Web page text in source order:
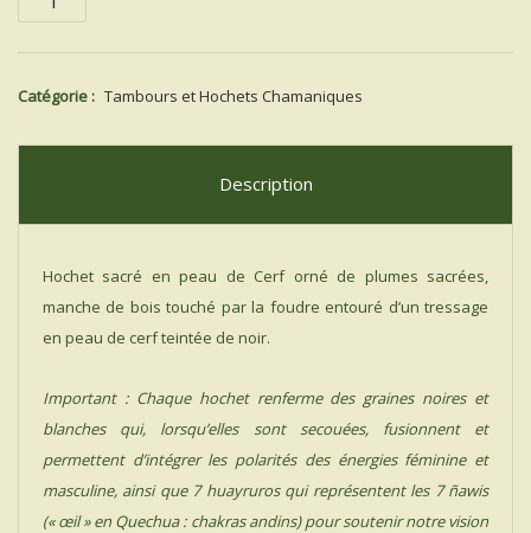
0 Article
HOCHET
CUERNO
»
Catégorie : Tambours et Hochets Chamaniques
Description
Hochet sacré en peau de Cerf orné de plumes sacrées,
manche de bois touché par la foudre entouré d’un tressage
en peau de cerf teintée de noir.
Important : Chaque hochet renferme des graines noires et
blanches qui, lorsqu’elles sont secouées, fusionnent et
permettent d’intégrer les polarités des énergies féminine et
masculine, ainsi que 7 huayruros qui représentent les 7 ñawis
(« œil » en Quechua : chakras andins) pour soutenir notre vision